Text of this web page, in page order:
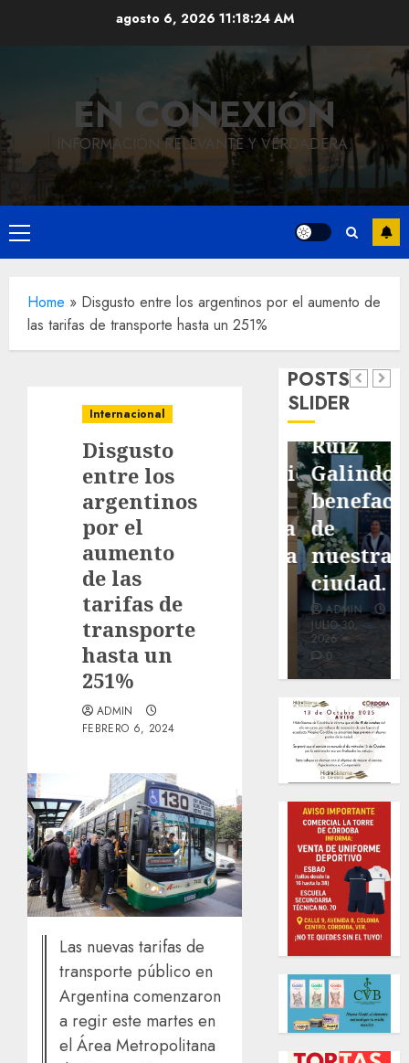
agosto 6, 2026 11:18:24 AM
EN CONEXIÓN
INFORMACIÓN RELEVANTE Y VERDADERA.
Menú
principal
Home » Disgusto entre los argentinos por el aumento de
las tarifas de transporte hasta un 251%
Internacional
Disgusto
entre los
argentinos
por el
aumento
de las
tarifas de
transporte
hasta un
251%
ADMIN
FEBRERO 6, 2024
Las nuevas tarifas de
transporte público en
Argentina comenzaron
a regir este martes en
el Área Metropolitana
POSTS
SLIDER
Local
pavimentación
de San
Marcial
será
mejorada.
Interviene
CASF
ADMIN
JULIO 27,
2026
0
Reviven
la
exposición
Minerva
Local
Hoy
natalicio
de Don
Antonio
Ruiz
Galindo,
de
nuestra
ciudad.
ADMIN
JULIO 30,
2026
0